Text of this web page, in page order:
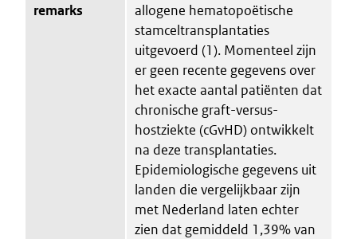
remarks
allogene hematopoëtische
stamceltransplantaties
uitgevoerd (1). Momenteel zijn
er geen recente gegevens over
het exacte aantal patiënten dat
chronische graft-versus-
hostziekte (cGvHD) ontwikkelt
na deze transplantaties.
Epidemiologische gegevens uit
landen die vergelijkbaar zijn
met Nederland laten echter
zien dat gemiddeld 1,39% van